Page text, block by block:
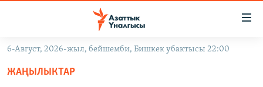
Навигацияга
өтүңүз
6-Август, 2026-жыл, бейшемби, Бишкек убактысы 22:00
ЖАҢЫЛЫКТАР